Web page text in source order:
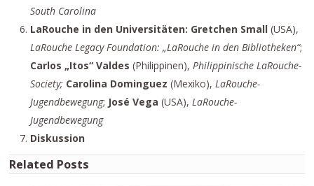
South Carolina
LaRouche in den Universitäten: Gretchen Small (USA),
LaRouche Legacy Foundation: „LaRouche in den Bibliotheken“;
Carlos „Itos“ Valdes (Philippinen), Philippinische LaRouche-
Society; Carolina Dominguez(Mexiko), LaRouche-
Jugendbewegung; José Vega (USA), LaRouche-
Jugendbewegung
Diskussion
Related Posts